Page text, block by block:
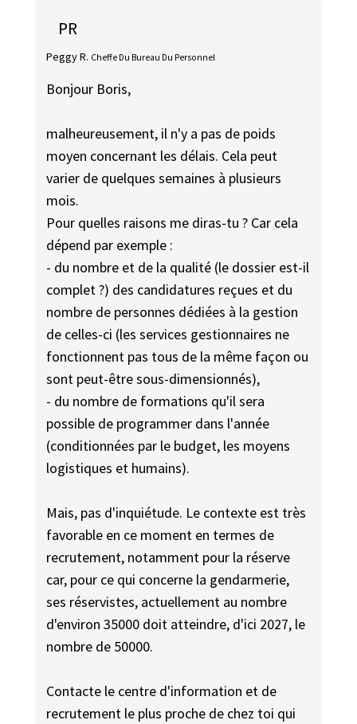
PR
Peggy R. Cheffe Du Bureau Du Personnel
Bonjour Boris,
malheureusement, il n'y a pas de poids
moyen concernant les délais. Cela peut
varier de quelques semaines à plusieurs
mois.
Pour quelles raisons me diras-tu ? Car cela
dépend par exemple :
- du nombre et de la qualité (le dossier est-il
complet ?) des candidatures reçues et du
nombre de personnes dédiées à la gestion
de celles-ci (les services gestionnaires ne
fonctionnent pas tous de la même façon ou
sont peut-être sous-dimensionnés),
- du nombre de formations qu'il sera
possible de programmer dans l'année
(conditionnées par le budget, les moyens
logistiques et humains).
Mais, pas d'inquiétude. Le contexte est très
favorable en ce moment en termes de
recrutement, notamment pour la réserve
car, pour ce qui concerne la gendarmerie,
ses réservistes, actuellement au nombre
d'environ 35000 doit atteindre, d'ici 2027, le
nombre de 50000.
Contacte le centre d'information et de
recrutement le plus proche de chez toi qui